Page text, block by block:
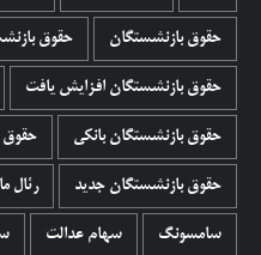
حقوق بازنشستگان حقوق
حقوق بازنشستگان افزایش یافت
حقوق بازنشستگان بانکی حقوق
حقوق بازنشستگان جدید رئال
سامسونگ سهام عدالت